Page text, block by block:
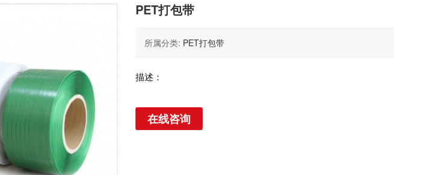
PET打包带
所属分类: PET打包带
描述：
在线咨询